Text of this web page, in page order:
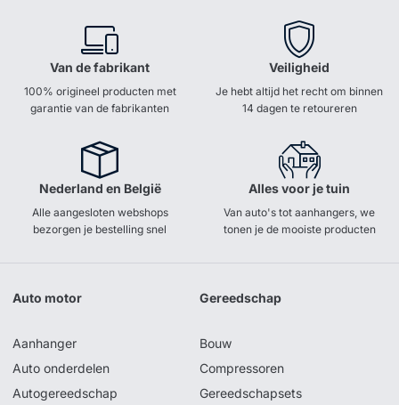
Van de fabrikant
100% origineel producten met
garantie van de fabrikanten
Veiligheid
Je hebt altijd het recht om binnen
14 dagen te retoureren
Nederland en België
Alle aangesloten webshops
bezorgen je bestelling snel
Alles voor je tuin
Van auto's tot aanhangers, we
tonen je de mooiste producten
Auto motor
Aanhanger
Auto onderdelen
Autogereedschap
Gereedschap
Bouw
Compressoren
Gereedschapsets